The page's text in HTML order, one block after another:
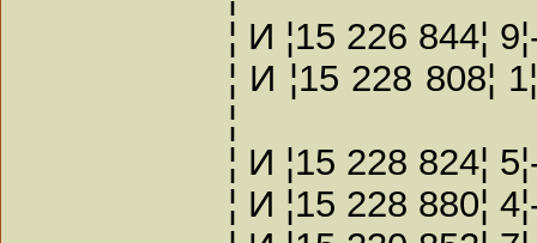
¦ И ¦15 226 844¦
¦ И ¦15 228 808¦
¦
¦ И ¦15 228 824¦
¦ И ¦15 228 880¦